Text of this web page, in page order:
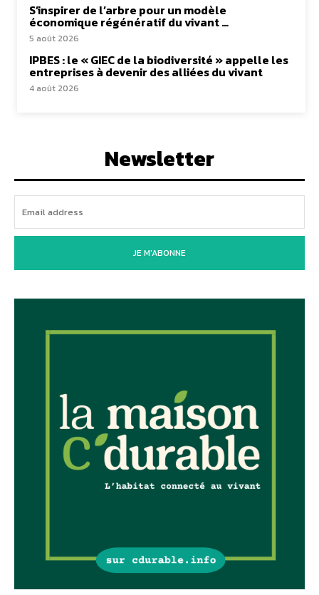
S’inspirer de l’arbre pour un modèle
économique régénératif du vivant …
5 août 2026
IPBES : le « GIEC de la biodiversité » appelle les
entreprises à devenir des alliées du vivant
4 août 2026
Newsletter
JE M'ABONNE